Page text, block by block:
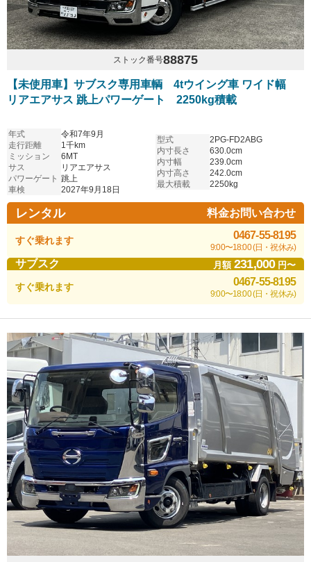
ストック番号88875
【未使用車】サブスク専用車輌 4tウイング車 ワイド幅
リアエアサス 跳上パワーゲート 2250kg積載
年式
令和7年9月
走行距離
1千km
ミッション
6MT
サス
リアエアサス
パワーゲート 跳上
車検
2027年9月18日
型式
2PG-FD2ABG
内寸長さ
630.0cm
内寸幅
239.0cm
内寸高さ
242.0cm
最大積載
2250kg
レンタル 料金お問い合わせ
すぐ乗れます 0467-55-8195
9:00〜18:00 (日・祝休み)
サブスク 月額231,000円〜
すぐ乗れます 0467-55-8195
9:00〜18:00 (日・祝休み)